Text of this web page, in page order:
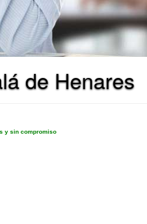
de Henares
y sin compromiso